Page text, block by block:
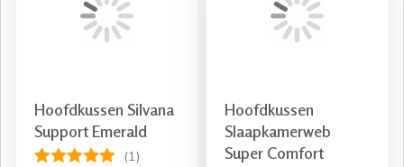
Hoofdkussen Silvana
Support Emerald
(1)
Hoofdkussen
Slaapkamerweb
Super Comfort